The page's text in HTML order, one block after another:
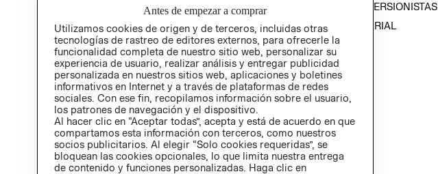
RELACIÓN CON INVERSIONISTAS
POLÍTICA EMPRESARIAL
Antes de empezar a comprar
Utilizamos cookies de origen y de terceros, incluidas otras
tecnologías de rastreo de editores externos, para ofrecerle la
funcionalidad completa de nuestro sitio web, personalizar su
experiencia de usuario, realizar análisis y entregar publicidad
personalizada en nuestros sitios web, aplicaciones y boletines
informativos en Internet y a través de plataformas de redes
sociales. Con ese fin, recopilamos información sobre el usuario,
los patrones de navegación y el dispositivo.
Al hacer clic en “Aceptar todas”, acepta y está de acuerdo en que
compartamos esta información con terceros, como nuestros
socios publicitarios. Al elegir “Solo cookies requeridas”, se
bloquean las cookies opcionales, lo que limita nuestra entrega
de contenido y funciones personalizadas. Haga clic en